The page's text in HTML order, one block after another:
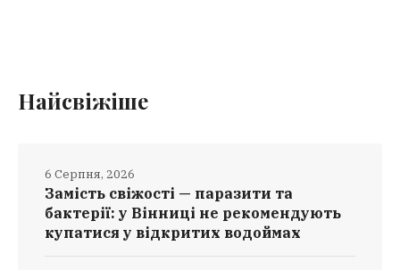
Найсвіжіше
Замість свіжості — паразити та
бактерії: у Вінниці не рекомендують
купатися у відкритих водоймах
6 Серпня, 2026